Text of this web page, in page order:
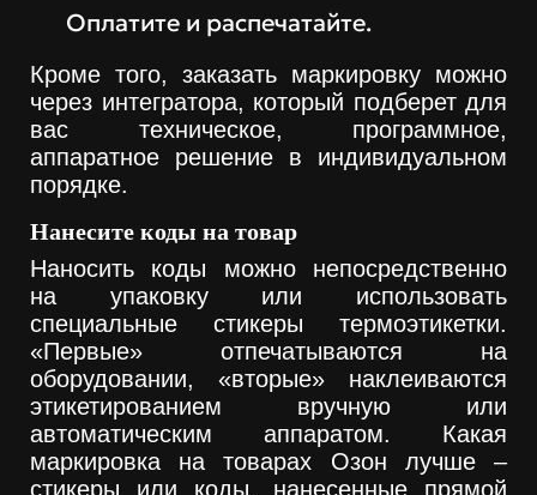
Оплатите и распечатайте.
Кроме того, заказать маркировку можно
через интегратора, который подберет для
вас техническое, программное,
аппаратное решение в индивидуальном
порядке.
Нанесите коды на товар
Наносить коды можно непосредственно
на упаковку или использовать
специальные стикеры термоэтикетки.
«Первые» отпечатываются на
оборудовании, «вторые» наклеиваются
этикетированием вручную или
автоматическим аппаратом. Какая
маркировка на товарах Озон лучше –
стикеры или коды, нанесенные прямой